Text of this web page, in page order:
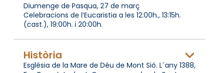
Diumenge de Pasqua, 27 de març
Celebracions de l’Eucaristia a les 12:00h., 13:15h.
(cast.), 19:00h. i 20:00h.
Història
Església de la Mare de Déu de Mont Sió. L´any 1388,